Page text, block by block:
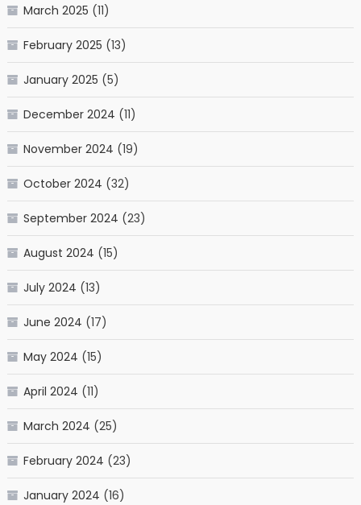
March 2025 (11)
February 2025 (13)
January 2025 (5)
December 2024 (11)
November 2024 (19)
October 2024 (32)
September 2024 (23)
August 2024 (15)
July 2024 (13)
June 2024 (17)
May 2024 (15)
April 2024 (11)
March 2024 (25)
February 2024 (23)
January 2024 (16)